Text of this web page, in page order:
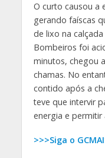
O curto causou a
gerando faíscas
de lixo na
Bombeiros foi
minutos, chegou
chamas. No
contido após a
teve que intervir
energia e permitir
>>>Siga o